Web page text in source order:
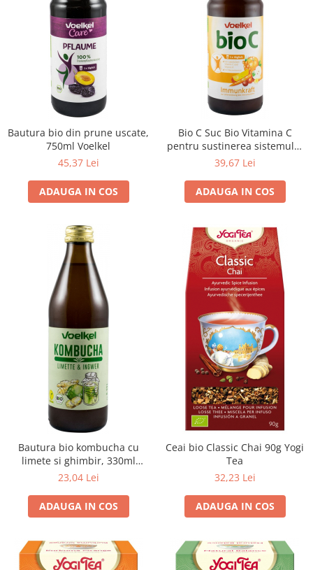
Bautura bio din prune uscate,
750ml Voelkel
45,37 Lei
ADAUGA IN COS
Bio C Suc Bio Vitamina C
pentru sustinerea sistemului
imunitar, 750ml Voelkel
39,67 Lei
ADAUGA IN COS
Bautura bio kombucha cu
limete si ghimbir, 330ml
Voelkel
23,04 Lei
ADAUGA IN COS
Ceai bio Classic Chai 90g Yogi
Tea
32,23 Lei
ADAUGA IN COS